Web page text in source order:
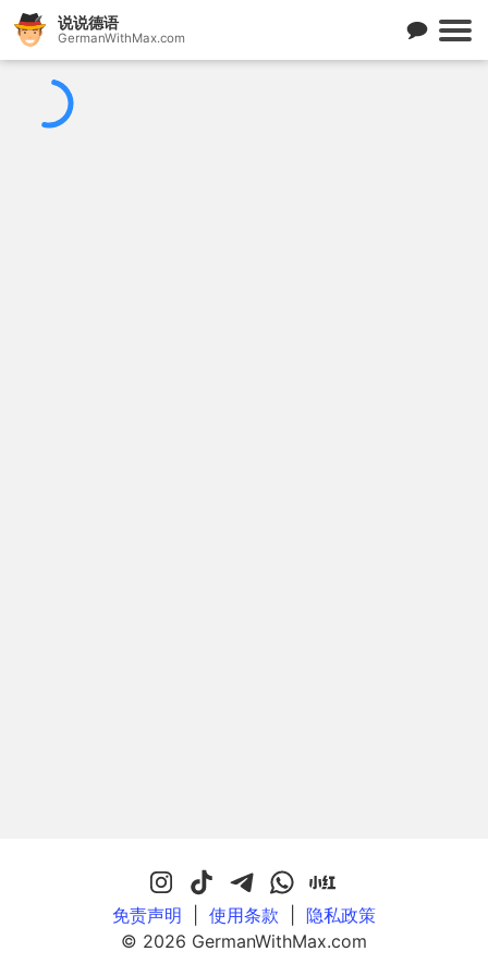
说说德语
GermanWithMax.com
免责声明 使用条款
隐私政策
© 2026 GermanWithMax.com